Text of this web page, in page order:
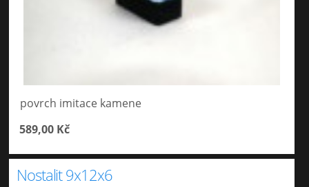
povrch imitace kamene
589,00 Kč
Nostalit 9x12x6